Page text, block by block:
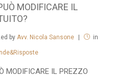
MODIFICARE IL
by Avv. Nicola Sansone in
MODIFICARE IL PREZZO